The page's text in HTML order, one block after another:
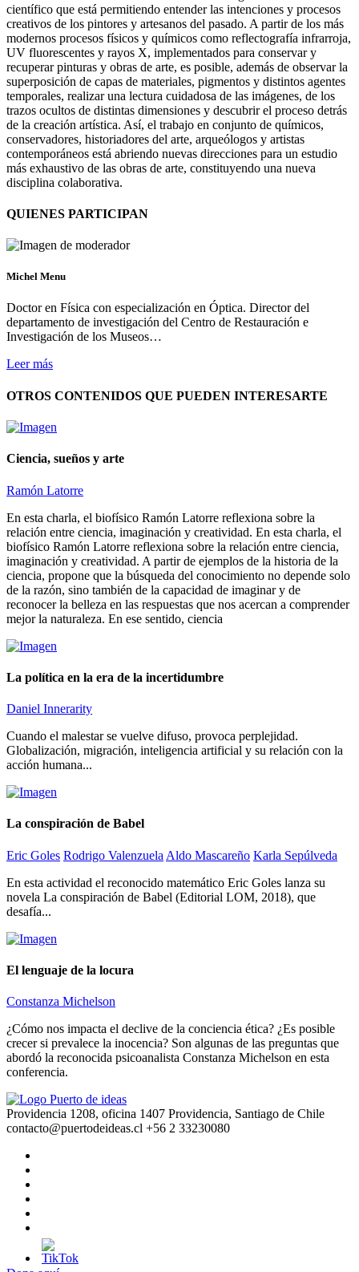
científico que está permitiendo entender las intenciones y procesos
creativos de los pintores y artesanos del pasado. A partir de los más
modernos procesos físicos y químicos como reflectografía infrarroja,
UV fluorescentes y rayos X, implementados para conservar y
recuperar pinturas y obras de arte, es posible, además de observar la
superposición de capas de materiales, pigmentos y distintos agentes
temporales, realizar una lectura cuidadosa de las imágenes, de los
trazos ocultos de distintas dimensiones y descubrir el proceso detrás
de la creación artística. Así, el trabajo en conjunto de químicos,
conservadores, historiadores del arte, arqueólogos y artistas
contemporáneos está abriendo nuevas direcciones para un estudio
más exhaustivo de las obras de arte, constituyendo una nueva
disciplina colaborativa.
QUIENES PARTICIPAN
Michel Menu
Doctor en Física con especialización en Óptica. Director del
departamento de investigación del Centro de Restauración e
Investigación de los Museos…
Leer más
OTROS CONTENIDOS QUE PUEDEN INTERESARTE
Ciencia, sueños y arte
Ramón Latorre
En esta charla, el biofísico Ramón Latorre reflexiona sobre la
relación entre ciencia, imaginación y creatividad. En esta charla, el
biofísico Ramón Latorre reflexiona sobre la relación entre ciencia,
imaginación y creatividad. A partir de ejemplos de la historia de la
ciencia, propone que la búsqueda del conocimiento no depende solo
de la razón, sino también de la capacidad de imaginar y de
reconocer la belleza en las respuestas que nos acercan a comprender
mejor la naturaleza. En ese sentido, ciencia
La política en la era de la incertidumbre
Daniel Innerarity
Cuando el malestar se vuelve difuso, provoca perplejidad.
Globalización, migración, inteligencia artificial y su relación con la
acción humana...
La conspiración de Babel
Eric Goles Rodrigo Valenzuela Aldo Mascareño Karla Sepúlveda
En esta actividad el reconocido matemático Eric Goles lanza su
novela La conspiración de Babel (Editorial LOM, 2018), que
desafía...
El lenguaje de la locura
Constanza Michelson
¿Cómo nos impacta el declive de la conciencia ética? ¿Es posible
crecer si prevalece la inocencia? Son algunas de las preguntas que
abordó la reconocida psicoanalista Constanza Michelson en esta
conferencia.
Providencia 1208, oficina 1407 Providencia, Santiago de Chile
contacto@puertodeideas.cl +56 2 33230080